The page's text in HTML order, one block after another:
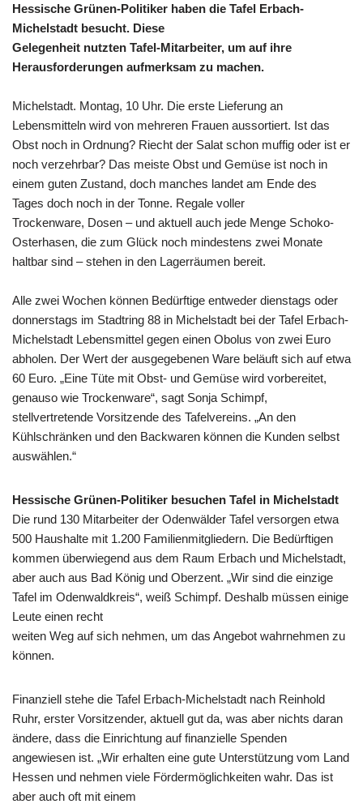
Hessische Grünen-Politiker haben die Tafel Erbach-
Michelstadt besucht. Diese
Gelegenheit nutzten Tafel-Mitarbeiter, um auf ihre
Herausforderungen aufmerksam zu machen.
Michelstadt. Montag, 10 Uhr. Die erste Lieferung an
Lebensmitteln wird von mehreren Frauen aussortiert. Ist das
Obst noch in Ordnung? Riecht der Salat schon muffig oder ist er
noch verzehrbar? Das meiste Obst und Gemüse ist noch in
einem guten Zustand, doch manches landet am Ende des
Tages doch noch in der Tonne. Regale voller
Trockenware, Dosen – und aktuell auch jede Menge Schoko-
Osterhasen, die zum Glück noch mindestens zwei Monate
haltbar sind – stehen in den Lagerräumen bereit.
Alle zwei Wochen können Bedürftige entweder dienstags oder
donnerstags im Stadtring 88 in Michelstadt bei der Tafel Erbach-
Michelstadt Lebensmittel gegen einen Obolus von zwei Euro
abholen. Der Wert der ausgegebenen Ware beläuft sich auf etwa
60 Euro. „Eine Tüte mit Obst- und Gemüse wird vorbereitet,
genauso wie Trockenware“, sagt Sonja Schimpf,
stellvertretende Vorsitzende des Tafelvereins. „An den
Kühlschränken und den Backwaren können die Kunden selbst
auswählen.“
Hessische Grünen-Politiker besuchen Tafel in Michelstadt
Die rund 130 Mitarbeiter der Odenwälder Tafel versorgen etwa
500 Haushalte mit 1.200 Familienmitgliedern. Die Bedürftigen
kommen überwiegend aus dem Raum Erbach und Michelstadt,
aber auch aus Bad König und Oberzent. „Wir sind die einzige
Tafel im Odenwaldkreis“, weiß Schimpf. Deshalb müssen einige
Leute einen recht
weiten Weg auf sich nehmen, um das Angebot wahrnehmen zu
können.
Finanziell stehe die Tafel Erbach-Michelstadt nach Reinhold
Ruhr, erster Vorsitzender, aktuell gut da, was aber nichts daran
ändere, dass die Einrichtung auf finanzielle Spenden
angewiesen ist. „Wir erhalten eine gute Unterstützung vom Land
Hessen und nehmen viele Fördermöglichkeiten wahr. Das ist
aber auch oft mit einem